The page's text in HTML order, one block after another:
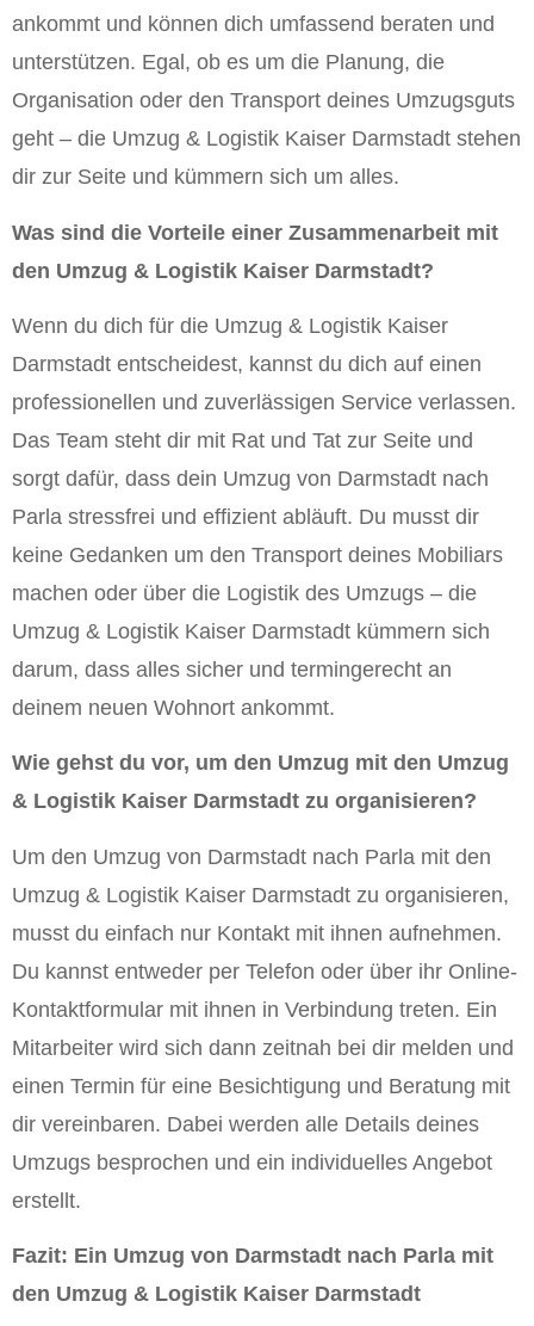
ankommt und können dich umfassend beraten und
unterstützen. Egal, ob es um die Planung, die
Organisation oder den Transport deines Umzugsguts
geht – die Umzug & Logistik Kaiser Darmstadt stehen
dir zur Seite und kümmern sich um alles.
Was sind die Vorteile einer Zusammenarbeit mit
den Umzug & Logistik Kaiser Darmstadt?
Wenn du dich für die Umzug & Logistik Kaiser
Darmstadt entscheidest, kannst du dich auf einen
professionellen und zuverlässigen Service verlassen.
Das Team steht dir mit Rat und Tat zur Seite und
sorgt dafür, dass dein Umzug von Darmstadt nach
Parla stressfrei und effizient abläuft. Du musst dir
keine Gedanken um den Transport deines Mobiliars
machen oder über die Logistik des Umzugs – die
Umzug & Logistik Kaiser Darmstadt kümmern sich
darum, dass alles sicher und termingerecht an
deinem neuen Wohnort ankommt.
Wie gehst du vor, um den Umzug mit den Umzug
& Logistik Kaiser Darmstadt zu organisieren?
Um den Umzug von Darmstadt nach Parla mit den
Umzug & Logistik Kaiser Darmstadt zu organisieren,
musst du einfach nur Kontakt mit ihnen aufnehmen.
Du kannst entweder per Telefon oder über ihr Online-
Kontaktformular mit ihnen in Verbindung treten. Ein
Mitarbeiter wird sich dann zeitnah bei dir melden und
einen Termin für eine Besichtigung und Beratung mit
dir vereinbaren. Dabei werden alle Details deines
Umzugs besprochen und ein individuelles Angebot
erstellt.
Fazit: Ein Umzug von Darmstadt nach Parla mit
den Umzug & Logistik Kaiser Darmstadt